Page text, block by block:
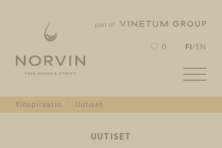
0 FI/EN
#Inspiraatio Uutiset
UUTISET